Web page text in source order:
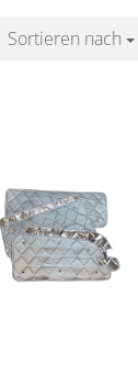
Sortieren nach
Sortieren nach